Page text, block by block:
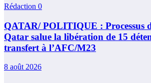
Rédaction 0
QATAR/ POLITIQUE : Processus
Qatar salue la libération de 15
transfert à l’AFC/M23
8 août 2026